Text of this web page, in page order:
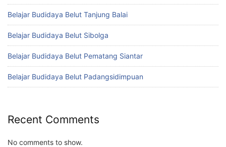
Belajar Budidaya Belut Tanjung Balai
Belajar Budidaya Belut Sibolga
Belajar Budidaya Belut Pematang Siantar
Belajar Budidaya Belut Padangsidimpuan
Recent Comments
No comments to show.